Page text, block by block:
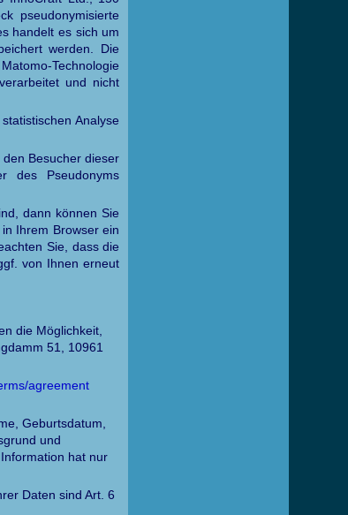
pseudonymisierte
handelt es sich um
werden. Die
Technologie
und nicht
Analyse
Besucher dieser
des Pseudonyms
dann können Sie
Ihrem Browser ein
Sie, dass die
von Ihnen erneut
die Möglichkeit,
51, 10961
agreement
Geburtsdatum,
und
hat nur
Daten sind Art. 6